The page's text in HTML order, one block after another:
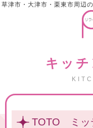
草津市・大津市・栗東市周辺
キッ
TOTO ミッ